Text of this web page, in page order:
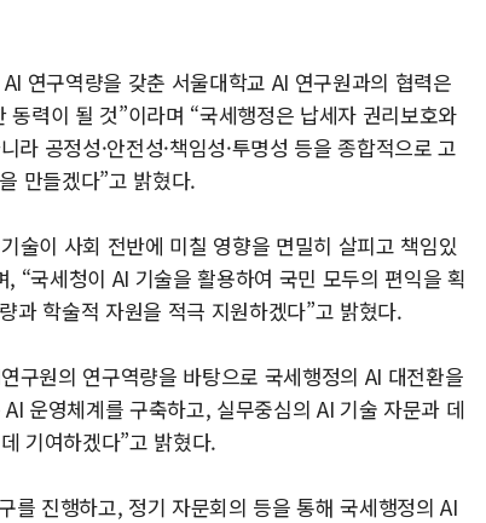
연구역량을 갖춘 서울대학교 AI 연구원과의 협력은
력이 될 것”이라며 “국세행정은 납세자 권리보호와
공정성·안전성·책임성·투명성 등을 종합적으로 고
만들겠다”고 밝혔다.
술이 사회 전반에 미칠 영향을 면밀히 살피고 책임있
“국세청이 AI 기술을 활용하여 국민 모두의 편익을 획
과 학술적 자원을 적극 지원하겠다”고 밝혔다.
구원의 연구역량을 바탕으로 국세행정의 AI 대전환을
운영체계를 구축하고, 실무중심의 AI 기술 자문과 데
기여하겠다”고 밝혔다.
를 진행하고, 정기 자문회의 등을 통해 국세행정의 AI